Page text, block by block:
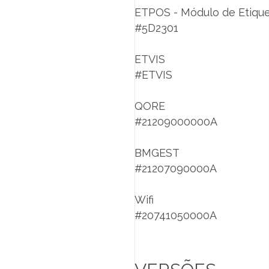
ETPOS - Módulo de
#5D2301
ETVIS
#ETVIS
QORE
#21209000000A
BMGEST
#21207090000A
Wifi
#20741050000A